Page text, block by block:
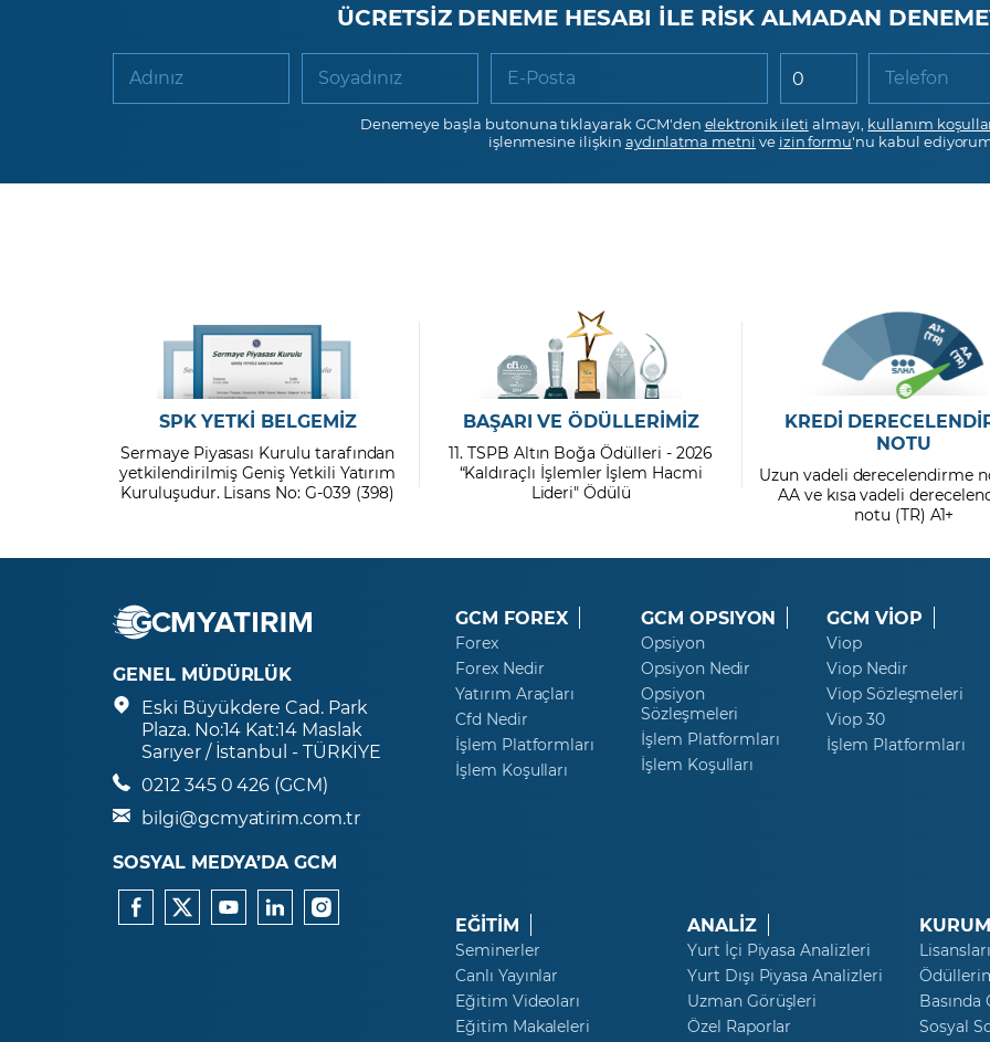
ÜCRETSİZ DENEME HESABI İLE RİSK ALMADAN
Adınız Soyadınız E-Posta Telefon
Denemeye başla butonuna tıklayarak GCM'den elektronik ileti almayı, kullanım
işlenmesine ilişkin aydınlatma metni ve izin formu'nu kabul
SPK YETKİ BELGEMİZ
Sermaye Piyasası Kurulu tarafından
yetkilendirilmiş Geniş Yetkili Yatırım
Kuruluşudur. Lisans No: G-039 (398)
BAŞARI VE ÖDÜLLERİMİZ
11. TSPB Altın Boğa Ödülleri - 2026
“Kaldıraçlı İşlemler İşlem Hacmi
Lideri" Ödülü
KREDİ
NOTU
Uzun vadeli derecelendirme
AA ve kısa vadeli
notu (TR) A1+
GENEL MÜDÜRLÜK
Eski Büyükdere Cad. Park
Plaza. No:14 Kat:14 Maslak
Sarıyer / İstanbul - TÜRKİYE
0212 345 0 426 (GCM)
bilgi@gcmyatirim.com.tr
SOSYAL MEDYA’DA GCM
GCM FOREX
Forex
Forex Nedir
Yatırım Araçları
Cfd Nedir
İşlem Platformları
İşlem Koşulları
GCM OPSIYON
Opsiyon
Opsiyon Nedir
Opsiyon
Sözleşmeleri
İşlem Platformları
İşlem Koşulları
GCM VİOP
Viop
Viop Nedir
Viop Sözleşmeleri
Viop 30
İşlem Platformları
EĞİTİM
Seminerler
Canlı Yayınlar
Eğitim Videoları
Eğitim Makaleleri
ANALİZ
Yurt İçi Piyasa Analizleri
Yurt Dışı Piyasa Analizleri
Uzman Görüşleri
Özel Raporlar
Basında
Sosyal